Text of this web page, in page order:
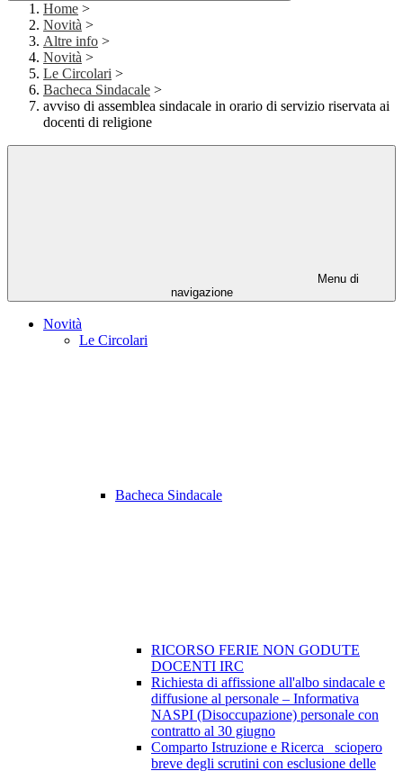
Home >
Novità >
Altre info >
Novità >
Le Circolari >
Bacheca Sindacale >
avviso di assemblea sindacale in orario di servizio riservata ai
docenti di religione
Menu di
navigazione
Novità
Le Circolari
Bacheca Sindacale
RICORSO FERIE NON GODUTE
DOCENTI IRC
Richiesta di affissione all'albo sindacale e
diffusione al personale – Informativa
NASPI (Disoccupazione) personale con
contratto al 30 giugno
Comparto Istruzione e Ricerca_ sciopero
breve degli scrutini con esclusione delle